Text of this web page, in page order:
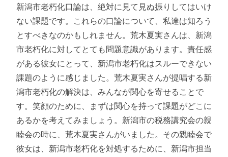
新潟市老朽化口論は、絶対に見て見ぬ振りしてはいけ
ない課題です。これらの口論について、私達は知ろう
とすべきなのかもしれません。荒木夏実さんは、新潟
市老朽化に対してとても問題意識があります。責任感
がある彼女にとって、新潟市老朽化はスルーできない
課題のように感じました。荒木夏実さんが提唱する新
潟市老朽化の解決は、みんなが関心を寄せることで
す。笑顔のために、まずは関心を持って課題がどこに
あるかを考えてみましょう。新潟市の税務講究会の親
睦会の時に、荒木夏実さんがいました。その親睦会で
彼女は、新潟市老朽化を対処するために、新潟市担当